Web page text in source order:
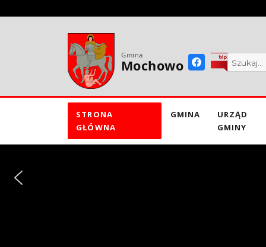
treści
Gmina
Mochowo
STRONA
GŁÓWNA
GMINA
URZĄD
GMINY